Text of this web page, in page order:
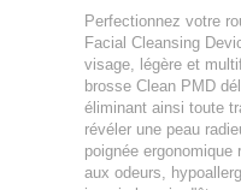
Perfectionnez votre
Facial Cleansing
visage, légère et
brosse Clean PMD
éliminant ainsi toute
révéler une peau
poignée
aux odeurs,